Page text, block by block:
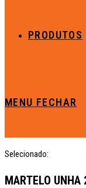
PRODUTOS
MENU FECHAR
Selecionado:
MARTELO